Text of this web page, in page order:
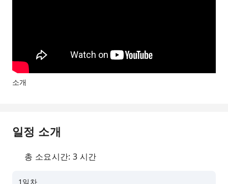
소개
일정 소개
총 소요시간: 3 시간
1일차